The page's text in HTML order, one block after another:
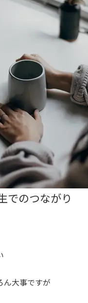
でのつながり
ん大事ですが